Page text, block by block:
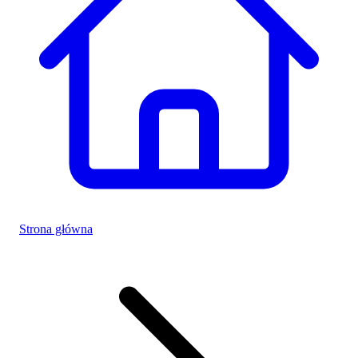
Strona główna